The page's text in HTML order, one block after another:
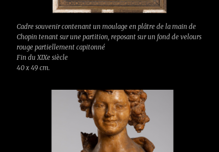
Cadre souvenir contenant un moulage en plâtre de la main de
Chopin tenant sur une partition, reposant sur un fond de velours
rouge partiellement capitonné
Fin du XIXe siècle
40 x 49 cm.